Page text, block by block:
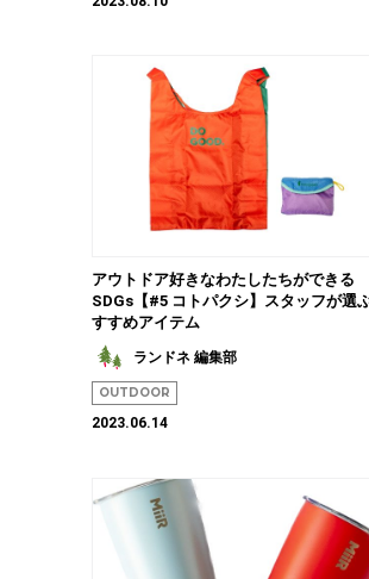
アウトドア好きなわたしたちができる
SDGs【#5 コトパクシ】スタッフが選
すすめアイテム
ランドネ 編集部
OUTDOOR
2023.06.14